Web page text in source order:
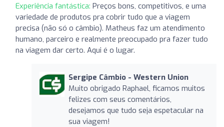
Experiência fantástica: Preços bons, competitivos, e uma
variedade de produtos pra cobrir tudo que a viagem
precisa (não só o câmbio). Matheus faz um atendimento
humano, parceiro e realmente preocupado pra fazer tudo
na viagem dar certo. Aqui é o lugar.
Sergipe Câmbio - Western Union
Muito obrigado Raphael, ficamos muitos
felizes com seus comentários,
desejamos que tudo seja espetacular na
sua viagem!